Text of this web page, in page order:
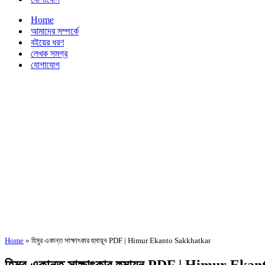
Home
আমাদের সম্পর্কে
বইয়ের ধরণ
লেখক সমগ্র
যোগাযোগ
Home » হিমুর একান্ত সাক্ষাৎকার হুমায়ূন PDF | Himur Ekanto Sakkhatkar